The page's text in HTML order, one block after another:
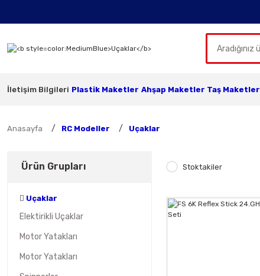
İletişim Bilgileri Plastik Maketler Ahşap Maketler Taş Maketler
Anasayfa RC Modeller Uçaklar
Ürün Grupları
Uçaklar
Elektirikli Uçaklar
Motor Yatakları
Motor Yatakları
Stoktakiler